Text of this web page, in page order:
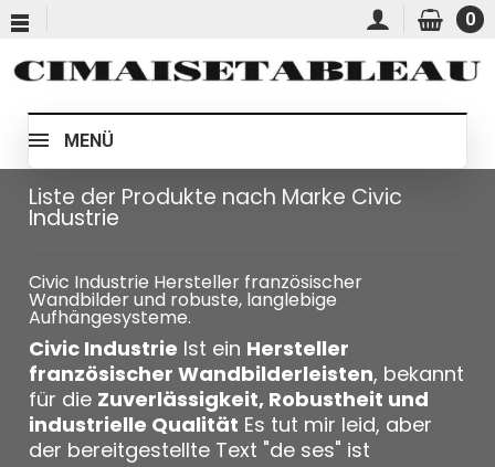
0
MENÜ
Liste der Produkte nach Marke Civic
Industrie
Civic Industrie Hersteller französischer
Wandbilder und robuste, langlebige
Aufhängesysteme.
Civic Industrie Ist ein Hersteller
französischer Wandbilderleisten, bekannt
für die Zuverlässigkeit, Robustheit und
industrielle Qualität Es tut mir leid, aber
der bereitgestellte Text "de ses" ist